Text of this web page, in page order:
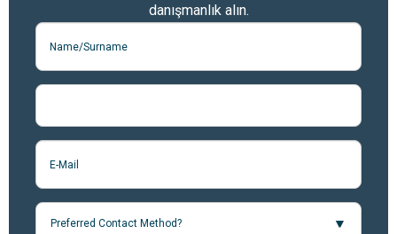
danışmanlık alın.
Preferred Contact Method?